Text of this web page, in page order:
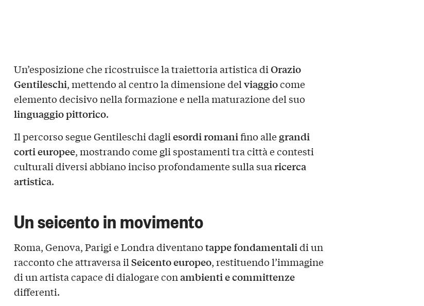
Un’esposizione che ricostruisce la traiettoria artistica diOrazio
Gentileschi, mettendo al centro la dimensione delviaggiocome
elemento decisivo nella formazione e nella maturazione del suo
linguaggio pittorico.
Il percorso segue Gentileschi dagliesordi romanifino allegrandi
corti europee, mostrando come gli spostamenti tra città e contesti
culturali diversi abbiano inciso profondamente sulla suaricerca
artistica.
Un seicento in movimento
Roma, Genova, Parigi e Londra diventanotappe fondamentalidi un
racconto che attraversa ilSeicento europeo, restituendo l’immagine
di un artista capace di dialogare conambienti e committenze
differenti.